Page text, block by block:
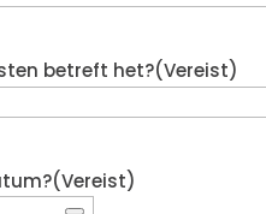
betreft het?(Vereist)
(Vereist)